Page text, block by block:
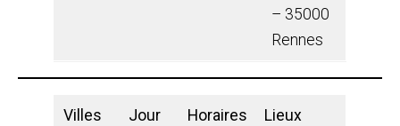
– 35000
Rennes
Villes Jour Horaires Lieux